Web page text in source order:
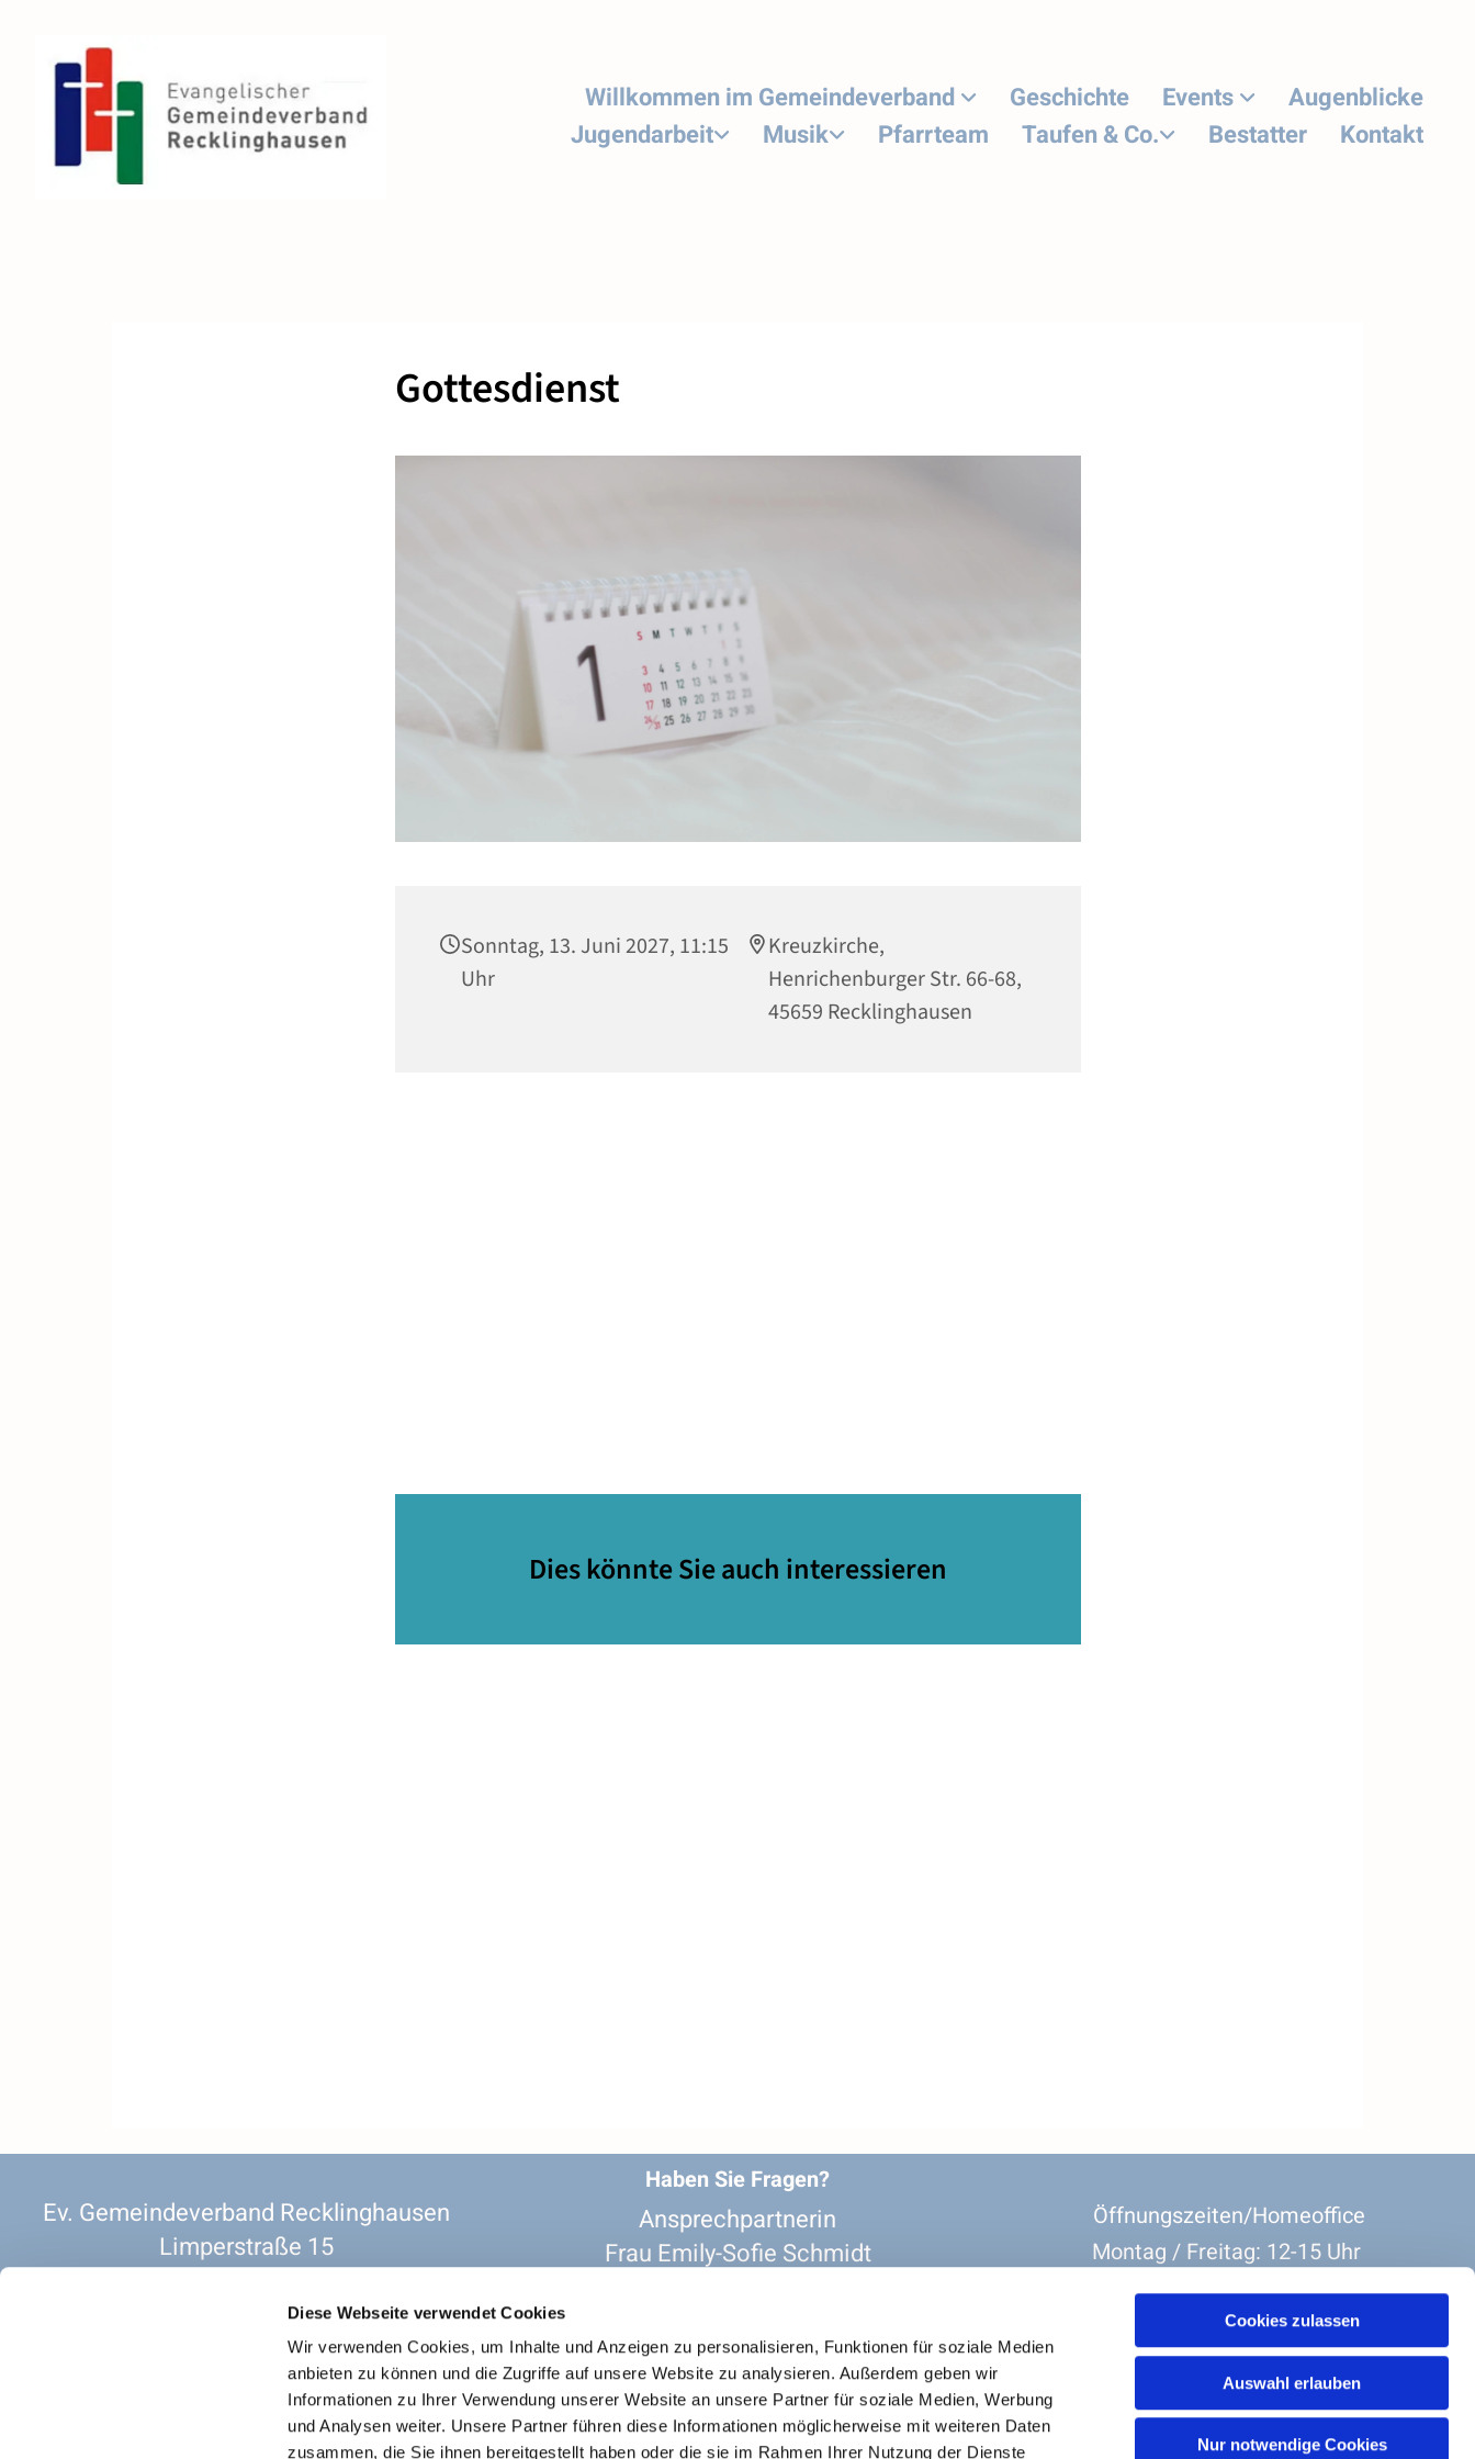
Diese Webseite verwendet Cookies
Wir verwenden Cookies, um Inhalte und Anzeigen zu personalisieren, Funktionen für soziale Medien
anbieten zu können und die Zugriffe auf unsere Website zu analysieren. Außerdem geben wir
Informationen zu Ihrer Verwendung unserer Website an unsere Partner für soziale Medien, Werbung
und Analysen weiter. Unsere Partner führen diese Informationen möglicherweise mit weiteren Daten
zusammen, die Sie ihnen bereitgestellt haben oder die sie im Rahmen Ihrer Nutzung der Dienste
Cookies zulassen
Auswahl erlauben
Nur notwendige Cookies
Willkommen im Gemeindeverband Geschichte Events
Augenblicke
Jugendarbeit
Musik Pfarrteam Taufen & Co. Bestatter Kontakt
Gottesdienst
Sonntag, 13. Juni 2027, 11:15
Uhr
Kreuzkirche,
Henrichenburger Str. 66-68,
45659 Recklinghausen
Dies könnte Sie auch interessieren
Ev. Gemeindeverband Recklinghausen
Limperstraße 15
2 OG. Raum 201
Vorsitzender. Pfarrer Christian Siebold
Haben Sie Fragen?
Ansprechpartnerin
Frau Emily-Sofie Schmidt
re-gv-recklinghausen@kk-ekvw.de
 evangelisch_in_recklinghausen
Öffnungszeiten/Homeoffice
Montag / Freitag: 12-15 Uhr
Dienstag-Donnerstag: 8:30 Uhr-11:30 Uhr
Datenschutz für Soziale Netzwerke Datenschutz zur Weitergabe an Dritte Barrierefreiheit